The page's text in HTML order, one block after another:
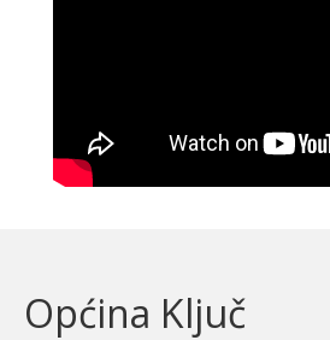
Općina Ključ